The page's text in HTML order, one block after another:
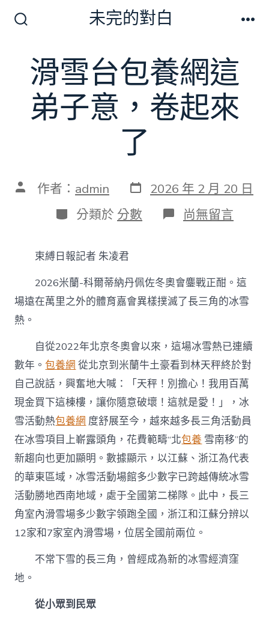
切
換
開
關
未完的對白
滑雪台包養網這
弟子意，卷起來
了
文 作者： admin 發
表
日
期
2026 年 2 月 20 日
分
類
分類於 分數 在
〈滑
養
網
這
弟
卷
起
來
了〉
中
尚無留言
束縛日報記者 朱凌君
2026米蘭-科爾蒂納丹佩佐冬奧會鏖戰正酣。這
場遠在萬里之外的體育嘉會異樣撲滅了長三角的冰雪
熱。
自從2022年北京冬奧會以來，這場冰雪熱已連續
數年。包養網 從北京到米蘭牛土豪看到林天秤終於對
自己說話，興奮地大喊：「天秤！別擔心！我用百萬
現金買下這棟樓，讓你隨意破壞！這就是愛！」，冰
雪活動熱包養網 度舒展至今，越來越多長三角活動員
在冰雪項目上嶄露頭角，花費範疇“北包養 雪南移”的
新趨向也更加顯明。數據顯示，以江蘇、浙江為代表
的華東區域，冰雪活動場館多少數字已跨越傳統冰雪
活動勝地西南地域，處于全國第二梯隊。此中，長三
角室內滑雪場多少數字領跑全國，浙江和江蘇分辨以
12家和7家室內滑雪場，位居全國前兩位。
不常下雪的長三角，曾經成為新的冰雪經濟窪
地。
從小眾到民眾